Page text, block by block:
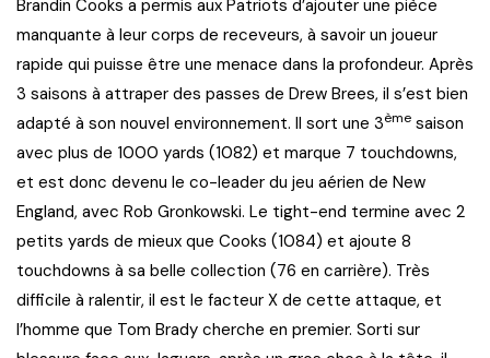
Brandin Cooks a permis aux Patriots d’ajouter une pièce
manquante à leur corps de receveurs, à savoir un joueur
rapide qui puisse être une menace dans la profondeur. Après
3 saisons à attraper des passes de Drew Brees, il s’est bien
adapté à son nouvel environnement. Il sort une 3ème saison
avec plus de 1000 yards (1082) et marque 7 touchdowns,
et est donc devenu le co-leader du jeu aérien de New
England, avec Rob Gronkowski. Le tight-end termine avec 2
petits yards de mieux que Cooks (1084) et ajoute 8
touchdowns à sa belle collection (76 en carrière). Très
difficile à ralentir, il est le facteur X de cette attaque, et
l’homme que Tom Brady cherche en premier. Sorti sur